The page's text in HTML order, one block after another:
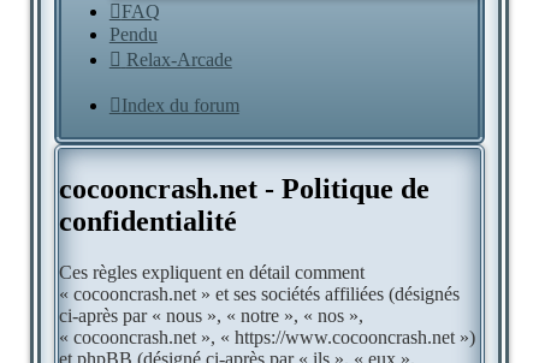
FAQ
Pendu
Relax-Arcade
Index du forum
cocooncrash.net - Politique de
confidentialité
Ces règles expliquent en détail comment
« cocooncrash.net » et ses sociétés affiliées (désignés
ci-après par « nous », « notre », « nos »,
« cocooncrash.net », « https://www.cocooncrash.net »)